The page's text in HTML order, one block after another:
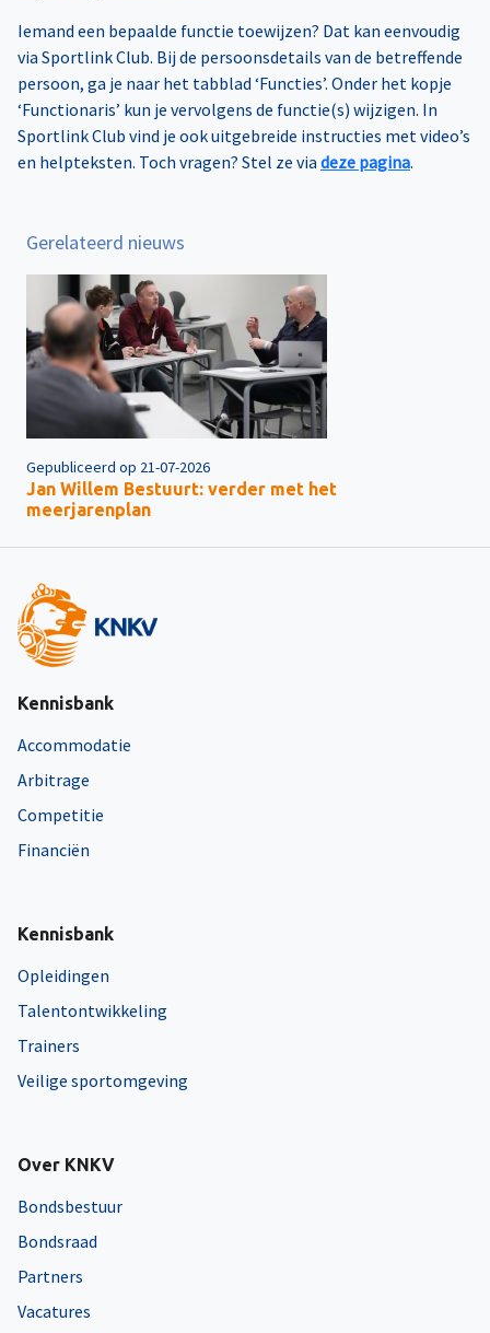
Iemand een bepaalde functie toewijzen? Dat kan eenvoudig
via Sportlink Club. Bij de persoonsdetails van de betreffende
persoon, ga je naar het tabblad ‘Functies’. Onder het kopje
‘Functionaris’ kun je vervolgens de functie(s) wijzigen. In
Sportlink Club vind je ook uitgebreide instructies met video’s
en helpteksten. Toch vragen? Stel ze via deze pagina.
Gerelateerd nieuws
Gepubliceerd op 21-07-2026
Jan Willem Bestuurt: verder met het
meerjarenplan
Kennisbank
Accommodatie
Arbitrage
Competitie
Financiën
Kennisbank
Opleidingen
Talentontwikkeling
Trainers
Veilige sportomgeving
Over KNKV
Bondsbestuur
Bondsraad
Partners
Vacatures